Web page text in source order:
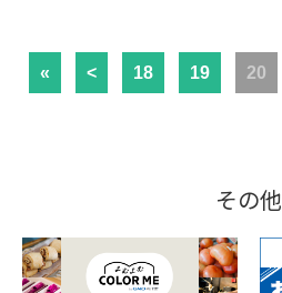
« < 18 19 20
その他